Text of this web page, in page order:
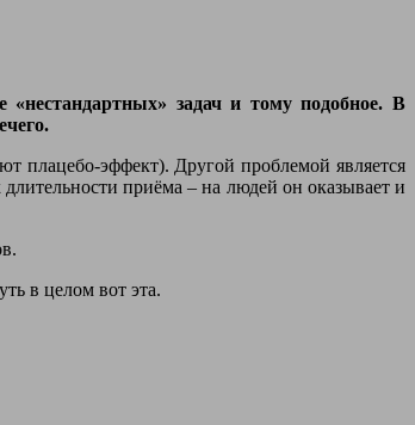
«нестандартных» задач и тому подобное. В
плацебо-эффект). Другой проблемой является
приёма – на людей он оказывает и
в целом вот эта.